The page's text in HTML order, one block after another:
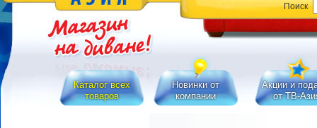
Поиск
Каталог всех
товаров
Новинки от
компании
Акции и
от ТВ-